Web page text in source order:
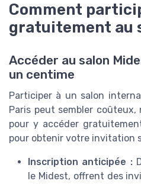
Comment
gratuitement au
Accéder au salon
un centime
Participer à un salon
Paris peut sembler
pour y accéder
pour obtenir votre invitation
Inscription anticipée :
le Midest, offrent des